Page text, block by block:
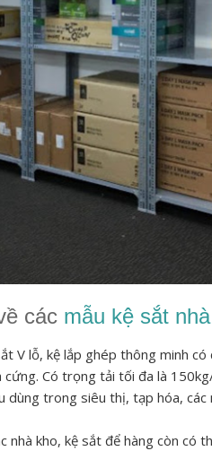
các mẫu kệ sắt
V lỗ, kệ lắp ghép thông minh
Có trọng tải tối đa là
dùng trong siêu thị, tạp hóa,
kho, kệ sắt để hàng còn có